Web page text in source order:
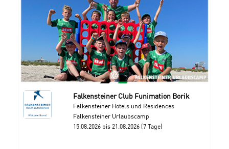
Falkensteiner Club Funimation Borik
Falkensteiner Hotels und Residences
Falkensteiner Urlaubscamp
15.08.2026 bis 21.08.2026 (7 Tage)